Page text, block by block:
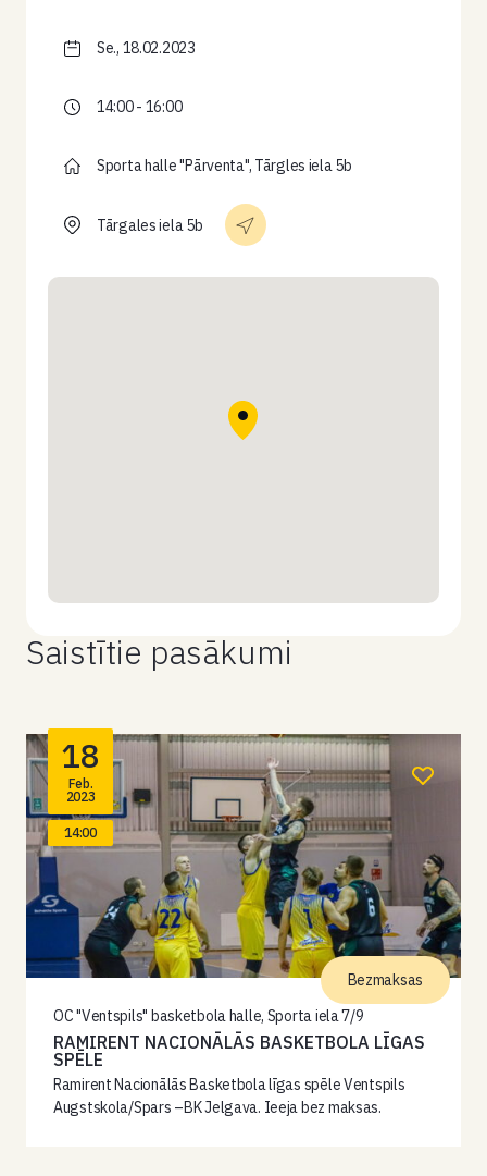
Se., 18.02.2023
14:00 - 16:00
Sporta halle "Pārventa", Tārgles iela 5b
Tārgales iela 5b
Saistītie pasākumi
18
Feb.
2023
14:00
OC "Ventspils" basketbola halle, Sporta iela 7/9
RAMIRENT NACIONĀLĀS BASKETBOLA LĪGAS
SPĒLE
Ramirent Nacionālās Basketbola līgas spēle Ventspils
Augstskola/Spars –BK Jelgava. Ieeja bez maksas.
Bezmaksas